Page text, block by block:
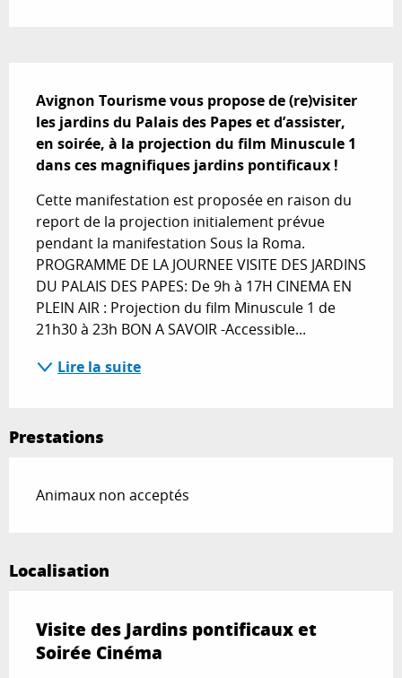
Avignon Tourisme vous propose de (re)visiter
les jardins du Palais des Papes et d’assister,
en soirée, à la projection du film Minuscule 1
dans ces magnifiques jardins pontificaux !
Cette manifestation est proposée en raison du
report de la projection initialement prévue
pendant la manifestation Sous la Roma.
PROGRAMME DE LA JOURNEE VISITE DES JARDINS
DU PALAIS DES PAPES: De 9h à 17H CINEMA EN
PLEIN AIR : Projection du film Minuscule 1 de
21h30 à 23h BON A SAVOIR -Accessible...
Lire la suite
Prestations
Animaux non acceptés
Localisation
Visite des Jardins pontificaux et
Soirée Cinéma